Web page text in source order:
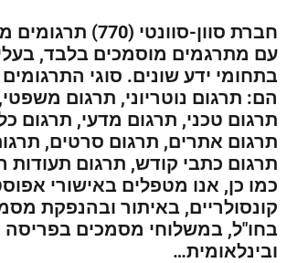
חברת סוון-סוונטי
עם מתרגמים מוסמכים בלבד, בעלי
בתחומי ידע שונים. סוגי
הם: תרגום נוטריוני, תרגום
תרגום טכני, תרגום מדעי, תרגום
תרגום אתרים, תרגום סרטים,
תרגום כתבי קודש, תרגום תעודות
כמו כן, אנו מטפלים באישורי
קונסולריים, באיתור ובהנפקת
בחו"ל, במשלוחי מסמכים
ובינלאומית…